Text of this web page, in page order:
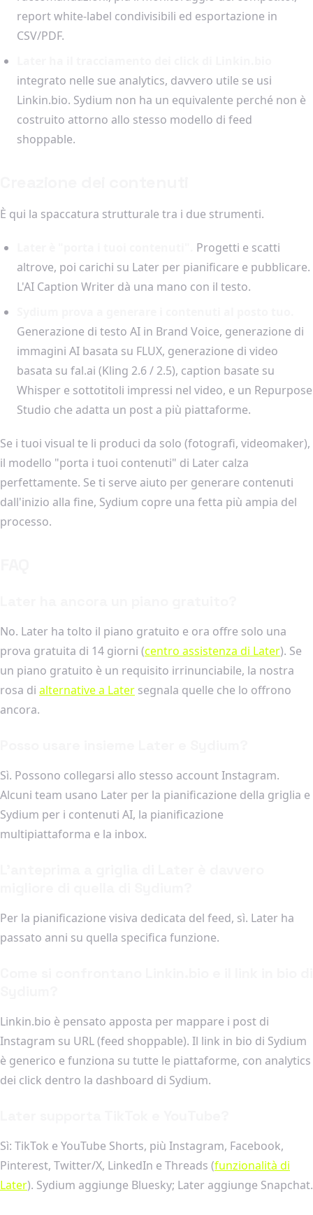
report white-label condivisibili ed esportazione in
CSV/PDF.
integrato nelle sue analytics, davvero utile se usi
Linkin.bio. Sydium non ha un equivalente perché non è
costruito attorno allo stesso modello di feed
shoppable.
È qui la spaccatura strutturale tra i due strumenti.
Progetti e scatti
altrove, poi carichi su Later per pianificare e pubblicare.
L'AI Caption Writer dà una mano con il testo.
Generazione di testo AI in Brand Voice, generazione di
immagini AI basata su FLUX, generazione di video
basata su fal.ai (Kling 2.6 / 2.5), caption basate su
Whisper e sottotitoli impressi nel video, e un Repurpose
Studio che adatta un post a più piattaforme.
Se i tuoi visual te li produci da solo (fotografi, videomaker),
il modello "porta i tuoi contenuti" di Later calza
perfettamente. Se ti serve aiuto per generare contenuti
dall'inizio alla fine, Sydium copre una fetta più ampia del
processo.
No. Later ha tolto il piano gratuito e ora offre solo una
prova gratuita di 14 giorni (centro assistenza di Later). Se
un piano gratuito è un requisito irrinunciabile, la nostra
rosa di alternative a Later segnala quelle che lo offrono
ancora.
Sì. Possono collegarsi allo stesso account Instagram.
Alcuni team usano Later per la pianificazione della griglia e
Sydium per i contenuti AI, la pianificazione
multipiattaforma e la inbox.
Per la pianificazione visiva dedicata del feed, sì. Later ha
passato anni su quella specifica funzione.
Linkin.bio è pensato apposta per mappare i post di
Instagram su URL (feed shoppable). Il link in bio di Sydium
è generico e funziona su tutte le piattaforme, con analytics
dei click dentro la dashboard di Sydium.
Sì: TikTok e YouTube Shorts, più Instagram, Facebook,
Pinterest, Twitter/X, LinkedIn e Threads (funzionalità di
Later). Sydium aggiunge Bluesky; Later aggiunge Snapchat.